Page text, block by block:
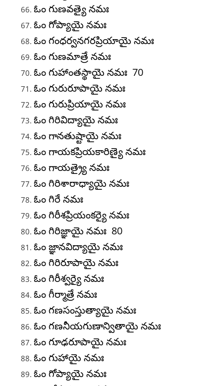
ఓం గుణవత్యై నమః
ఓం గోప్యాయై నమః
ఓం గంధర్వనగరప్రియాయై నమః
ఓం గుణమాత్రే నమః
ఓం గుహాంతస్థాయై నమః 70
ఓం గురురూపాయై నమః
ఓం గురుప్రియాయై నమః
ఓం గిరివిద్యాయై నమః
ఓం గానతుష్టాయై నమః
ఓం గాయకప్రియకారిణ్యై నమః
ఓం గాయత్ర్యై నమః
ఓం గిరిశారాధ్యాయై నమః
ఓం గిరే నమః
ఓం గిరీశప్రియంకర్యై నమః
ఓం గిరిజ్ఞాయై నమః 80
ఓం జ్ఞానవిద్యాయై నమః
ఓం గిరిరూపాయై నమః
ఓం గిరీశ్వర్యై నమః
ఓం గీర్మాత్రే నమః
ఓం గణసంస్తుత్యాయై నమః
ఓం గణనీయగుణాన్వితాయై నమః
ఓం గూఢరూపాయై నమః
ఓం గుహాయై నమః
ఓం గోప్యాయై నమః